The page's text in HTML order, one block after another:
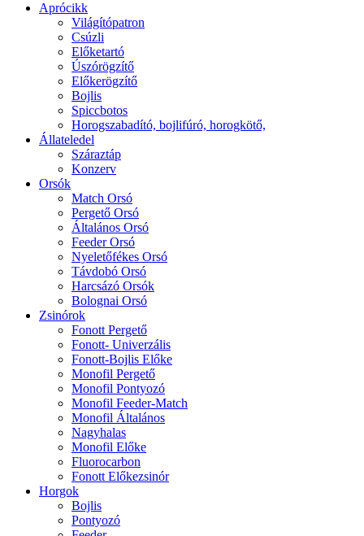
Aprócikk
Világítópatron
Csúzli
Előketartó
Úszórögzítő
Előkerögzítő
Bojlis
Spiccbotos
Horogszabadító, bojlifúró, horogkötő,
Állateledel
Száraztáp
Konzerv
Orsók
Match Orsó
Pergető Orsó
Általános Orsó
Feeder Orsó
Nyeletőfékes Orsó
Távdobó Orsó
Harcsázó Orsók
Bolognai Orsó
Zsinórok
Fonott Pergető
Fonott- Univerzális
Fonott-Bojlis Előke
Monofil Pergető
Monofil Pontyozó
Monofil Feeder-Match
Monofil Általános
Nagyhalas
Monofil Előke
Fluorocarbon
Fonott Előkezsinór
Horgok
Bojlis
Pontyozó